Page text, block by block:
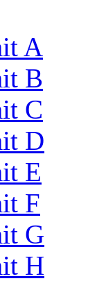
A
B
C
D
E
F
G
H